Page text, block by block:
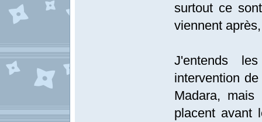
surtout ce
viennent
J'entends
intervention
Madara,
placent avant